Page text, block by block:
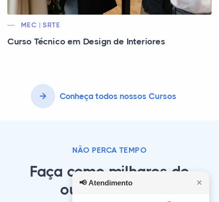
MEC | SRTE
Curso Técnico em Design de Interiores
Conheça todos nossos Cursos
NÃO PERCA TEMPO
Faça como milhares de
outros alunos!
📢 Atendimento ✕